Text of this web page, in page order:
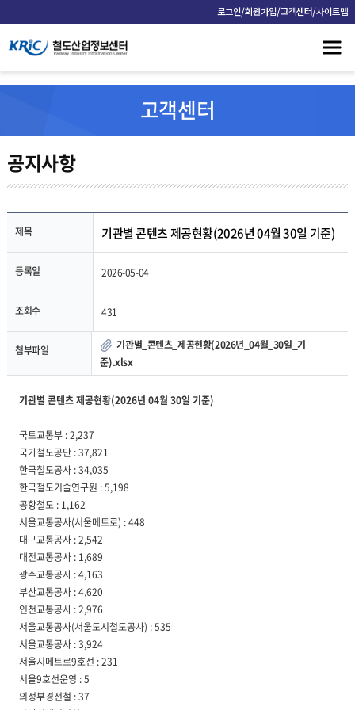
로그인/회원가입/고객센터/사이트맵
고객센터
공지사항
제목 기관별 콘텐츠 제공현황(2026년 04월 30일 기준)
등록일 2026-05-04
조회수 431
첨부파일
기관별_콘텐츠_제공현황(2026년_04월_30일_기
준).xlsx
기관별 콘텐츠 제공현황(2026년 04월 30일 기준)
국토교통부 : 2,237
국가철도공단 : 37,821
한국철도공사 : 34,035
한국철도기술연구원 : 5,198
공항철도 : 1,162
서울교통공사(서울메트로) : 448
대구교통공사 : 2,542
대전교통공사 : 1,689
광주교통공사 : 4,163
부산교통공사 : 4,620
인천교통공사 : 2,976
서울교통공사(서울도시철도공사) : 535
서울교통공사 : 3,924
서울시메트로9호선 : 231
서울9호선운영 : 5
의정부경전철 : 37